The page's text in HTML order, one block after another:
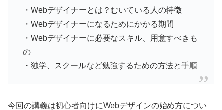
・Webデザイナーとは？むいている人の特徴
・Webデザイナーになるためにかかる期間
・Webデザイナーに必要なスキル、用意すべきも
の
・独学、スクールなど勉強するための方法と手順
今回の講義は初心者向けにWebデザインの始め方につい